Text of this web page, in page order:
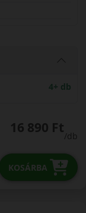
4+ db
16 890 Ft
/db
KOSÁRBA